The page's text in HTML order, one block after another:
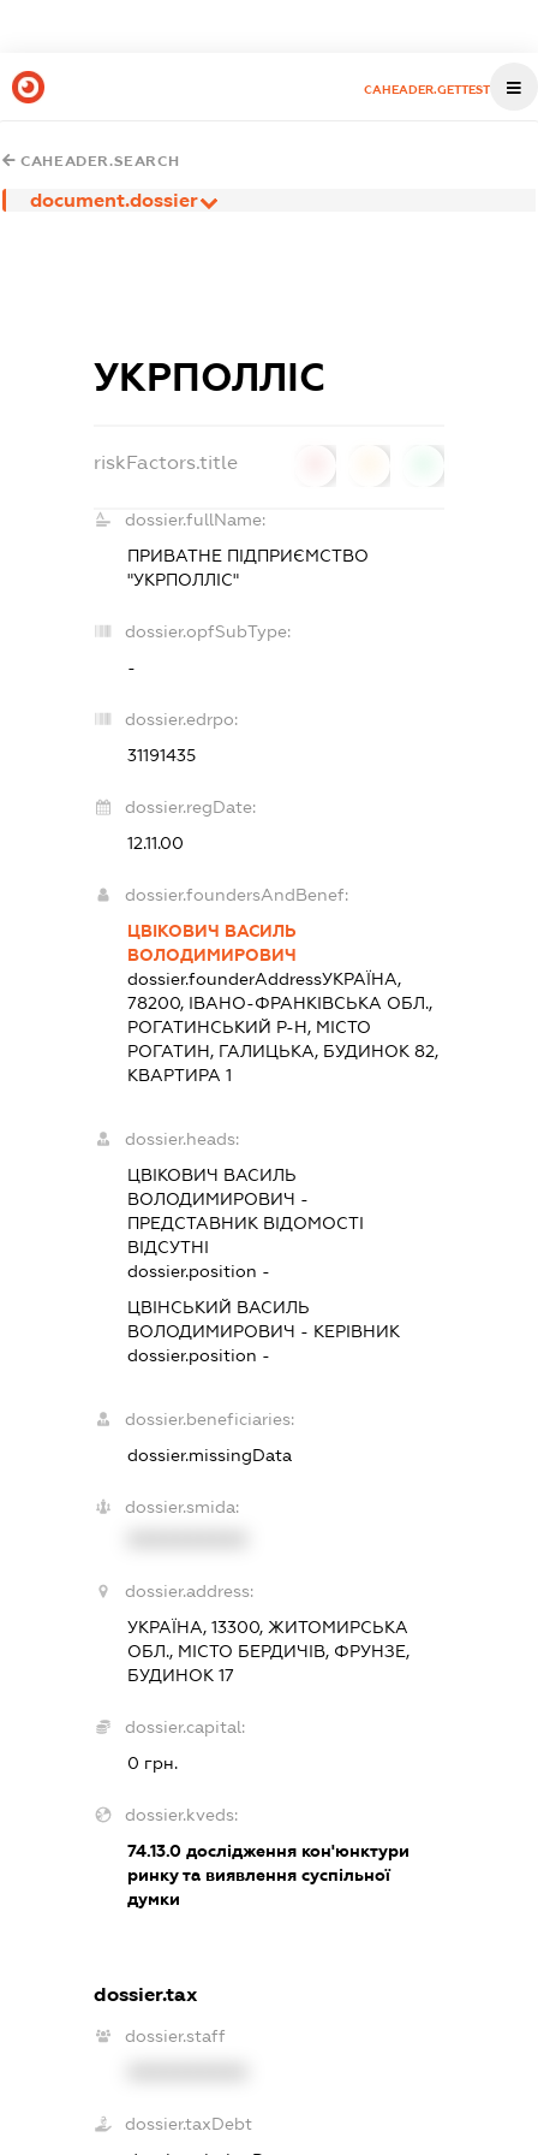
CAHEADER.GETTEST
CAHEADER.SEARCH
document.dossier
УКРПОЛЛІС
riskFactors.title
dossier.fullName:
ПРИВАТНЕ ПІДПРИЄМСТВО
"УКРПОЛЛІС"
dossier.opfSubType:
-
dossier.edrpo:
31191435
dossier.regDate:
12.11.00
dossier.foundersAndBenef:
ЦВІКОВИЧ ВАСИЛЬ
ВОЛОДИМИРОВИЧ
dossier.founderAddressУКРАЇНА,
78200, ІВАНО-ФРАНКІВСЬКА ОБЛ.,
РОГАТИНСЬКИЙ Р-Н, МІСТО
РОГАТИН, ГАЛИЦЬКА, БУДИНОК 82,
КВАРТИРА 1
dossier.heads:
ЦВІКОВИЧ ВАСИЛЬ
ВОЛОДИМИРОВИЧ -
ПРЕДСТАВНИК ВІДОМОСТІ
ВІДСУТНІ
dossier.position -
ЦВІНСЬКИЙ ВАСИЛЬ
ВОЛОДИМИРОВИЧ - КЕРІВНИК
dossier.position -
dossier.beneficiaries:
dossier.missingData
dossier.smida:
dossier.address:
УКРАЇНА, 13300, ЖИТОМИРСЬКА
ОБЛ., МІСТО БЕРДИЧІВ, ФРУНЗЕ,
БУДИНОК 17
dossier.capital:
0 грн.
dossier.kveds:
74.13.0 дослідження кон'юнктури
ринку та виявлення суспільної
думки
dossier.tax
dossier.staff
dossier.taxDebt